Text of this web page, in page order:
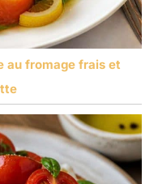
au fromage frais et